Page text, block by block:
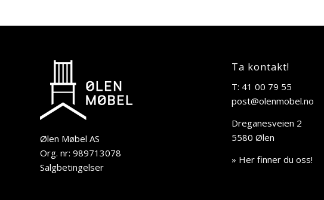
Ølen Møbel AS
Org. nr: 989713078
Salgbetingelser
Ta kontakt!
T: 41 00 79 55
post@olenmobel.no
Dreganesveien 2
5580 Ølen
» Her finner du oss!